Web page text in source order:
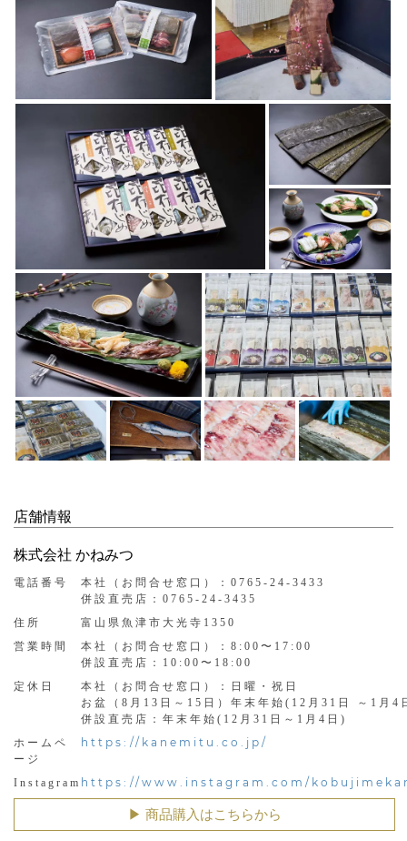
店舗情報
株式会社 かねみつ
電話番号
本社（お問合せ窓口）：0765-24-3433
併設直売店：0765-24-3435
住所
富山県魚津市大光寺1350
営業時間
本社（お問合せ窓口）：8:00〜17:00
併設直売店：10:00〜18:00
定休日
本社（お問合せ窓口）：日曜・祝日
お盆（8月13日～15日）年末年始(12月31日 ～1月4
併設直売店：年末年始(12月31日～1月4日)
ホームペ
ージ
https://kanemitu.co.jp/
Instagram https://www.instagram.com/
▶︎ 商品購入はこちらから